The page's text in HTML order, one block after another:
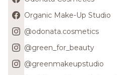
Organic Make-Up Studio
@odonata.cosmetics
@green_for_beauty
@greenmakeupstudio